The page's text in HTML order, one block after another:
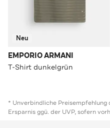
Neu
EMPORIO ARMANI
T-Shirt dunkelgrün
* Unverbindliche Preisempfehlung
Ersparnis ggü. der UVP, sofern